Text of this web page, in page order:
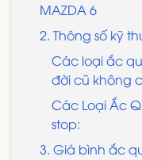
MAZDA 6
2. Thông số kỹ
Các loại ắc
đời cũ không
Các Loại Ắc
stop:
3. Giá bình ắc